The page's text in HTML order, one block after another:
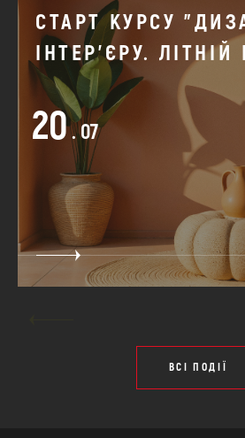
СТАРТ КУРСУ
ІНТЕР'ЄРУ.
20. 07
ВСІ ПОДІЇ